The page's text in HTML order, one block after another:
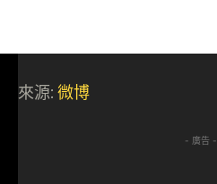
來源: 微博
- 廣告 -